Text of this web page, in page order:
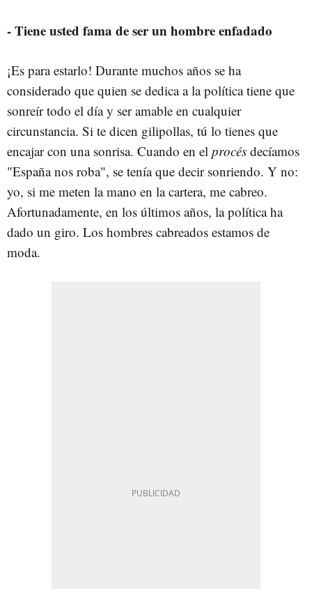
- Tiene usted fama de ser un hombre enfadado
¡Es para estarlo! Durante muchos años se ha
considerado que quien se dedica a la política tiene que
sonreír todo el día y ser amable en cualquier
circunstancia. Si te dicen gilipollas, tú lo tienes que
encajar con una sonrisa. Cuando en el procés decíamos
"España nos roba", se tenía que decir sonriendo. Y no:
yo, si me meten la mano en la cartera, me cabreo.
Afortunadamente, en los últimos años, la política ha
dado un giro. Los hombres cabreados estamos de
moda.